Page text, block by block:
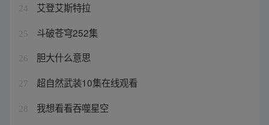
24 艾登艾斯特拉
25 斗破苍穹252集
26 胆大什么意思
27 超自然武装10集在线观看
28 我想看看吞噬星空